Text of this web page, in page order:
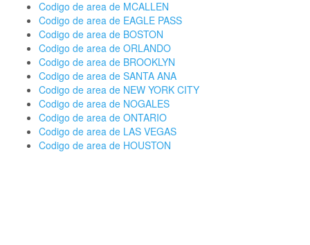
Codigo de area de MCALLEN
Codigo de area de EAGLE PASS
Codigo de area de BOSTON
Codigo de area de ORLANDO
Codigo de area de BROOKLYN
Codigo de area de SANTA ANA
Codigo de area de NEW YORK CITY
Codigo de area de NOGALES
Codigo de area de ONTARIO
Codigo de area de LAS VEGAS
Codigo de area de HOUSTON